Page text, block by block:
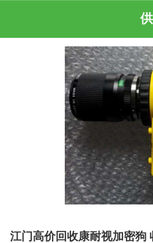
江门高价回收康耐视加密狗